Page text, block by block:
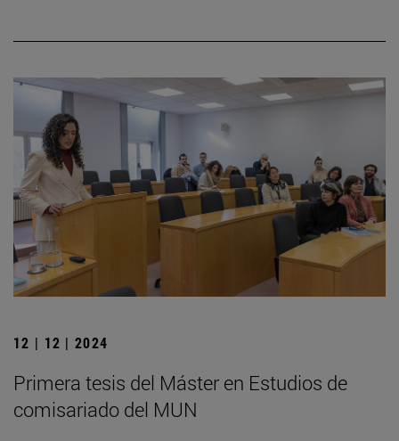
12 | 12 | 2024
Primera tesis del Máster en Estudios de
comisariado del MUN